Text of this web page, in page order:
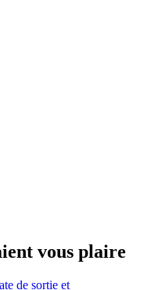
vous plaire